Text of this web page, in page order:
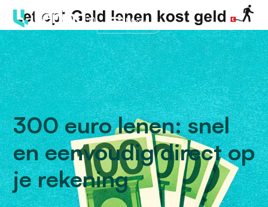
Menu
300 euro lenen: snel
en eenvoudig direct op
je rekening